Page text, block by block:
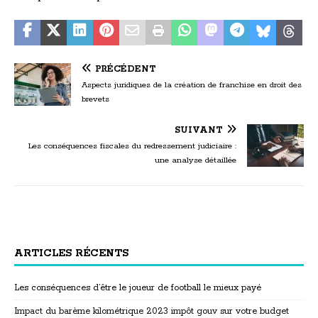
PRÉCÉDENT
Aspects juridiques de la création de franchise en droit des
brevets
SUIVANT
Les conséquences fiscales du redressement judiciaire :
une analyse détaillée
ARTICLES RÉCENTS
Les conséquences d’être le joueur de football le mieux payé
Impact du barème kilométrique 2023 impôt gouv sur votre budget